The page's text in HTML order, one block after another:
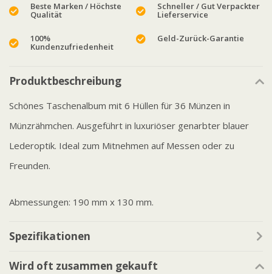
Beste Marken / Höchste
Qualität
Schneller / Gut Verpackter
Lieferservice
100%
Kundenzufriedenheit
Geld-Zurück-Garantie
Produktbeschreibung
Schönes Taschenalbum mit 6 Hüllen für 36 Münzen in
Münzrähmchen. Ausgeführt in luxuriöser genarbter blauer
Lederoptik. Ideal zum Mitnehmen auf Messen oder zu
Freunden.
Abmessungen: 190 mm x 130 mm.
Spezifikationen
Wird oft zusammen gekauft